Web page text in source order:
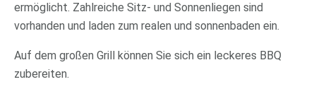
ermöglicht. Zahlreiche Sitz- und Sonnenliegen sind
vorhanden und laden zum realen und sonnenbaden ein.
Auf dem großen Grill können Sie sich ein leckeres BBQ
zubereiten.